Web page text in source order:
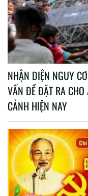
NHẬN DIỆN NGUY
VẤN ĐỀ ĐẶT RA CHO
CẢNH HIỆN NAY